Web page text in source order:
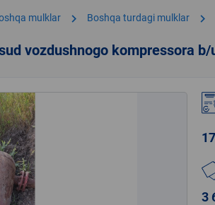
mulklar chevron_right Boshqa turdagi mulklar chevron_right
vozdushnogo kompressora b/
3